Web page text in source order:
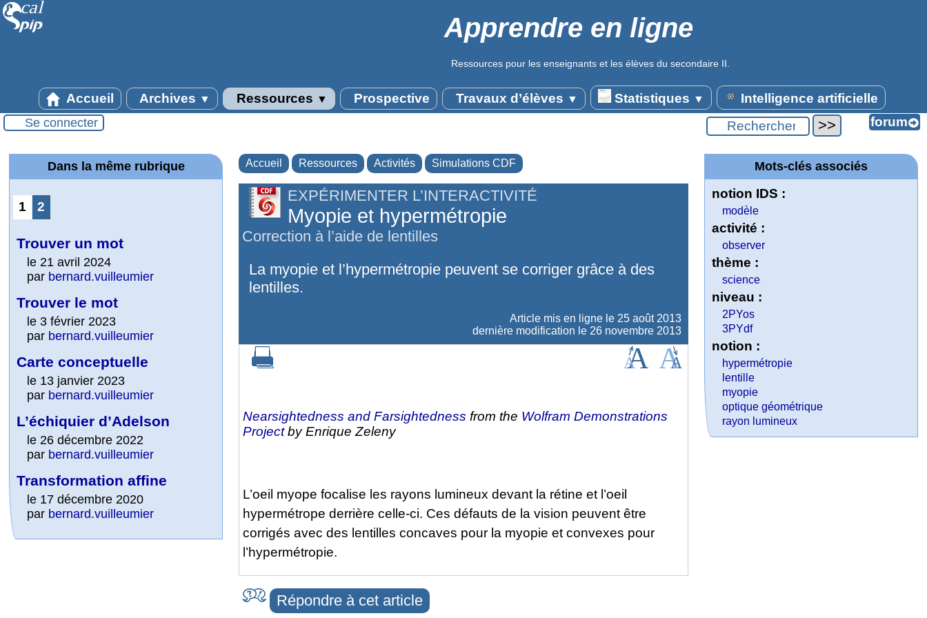
Apprendre en ligne
Ressources pour les enseignants et les élèves du secondaire II.
Accueil Archives ▼ Ressources ▼ Prospective Travaux d’élèves ▼ Statistiques ▼ Intelligence artificielle
Se connecter
Accueil Ressources Activités Simulations CDF
EXPÉRIMENTER L’INTERACTIVITÉ
Myopie et hypermétropie
Correction à l’aide de lentilles
La myopie et l’hypermétropie peuvent se corriger grâce à des
lentilles.
Article mis en ligne le 25 août 2013
dernière modification le 26 novembre 2013
Nearsightedness and Farsightedness from the Wolfram Demonstrations
Projectby Enrique Zeleny
L’oeil myope focalise les rayons lumineux devant la rétine et l’oeil
hypermétrope derrière celle-ci. Ces défauts de la vision peuvent être
corrigés avec des lentilles concaves pour la myopie et convexes pour
l’hypermétropie.
Répondre à cet article
Dans la même rubrique
1 2
Trouver un mot
le 21 avril 2024
par bernard.vuilleumier
Trouver le mot
le 3 février 2023
par bernard.vuilleumier
Carte conceptuelle
le 13 janvier 2023
par bernard.vuilleumier
L’échiquier d’Adelson
le 26 décembre 2022
par bernard.vuilleumier
Transformation affine
le 17 décembre 2020
par bernard.vuilleumier
Mots-clés associés
notion IDS :
modèle
activité :
observer
thème :
science
niveau :
2PYos
3PYdf
notion :
hypermétropie
lentille
myopie
optique géométrique
rayon lumineux